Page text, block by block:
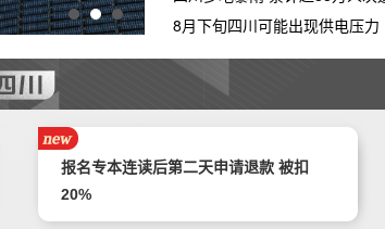
8月下旬四川可能出现供电压力
预售年卡自动被激活，开放半年预约期有
近3个月周末不能预约，还不允许退卡退
中山市正德二手车交易有限公司拒不退款
报名专本连读后第二天申请退款 被扣
20%
遭遇汽车4S店不给予退定金以及销售人